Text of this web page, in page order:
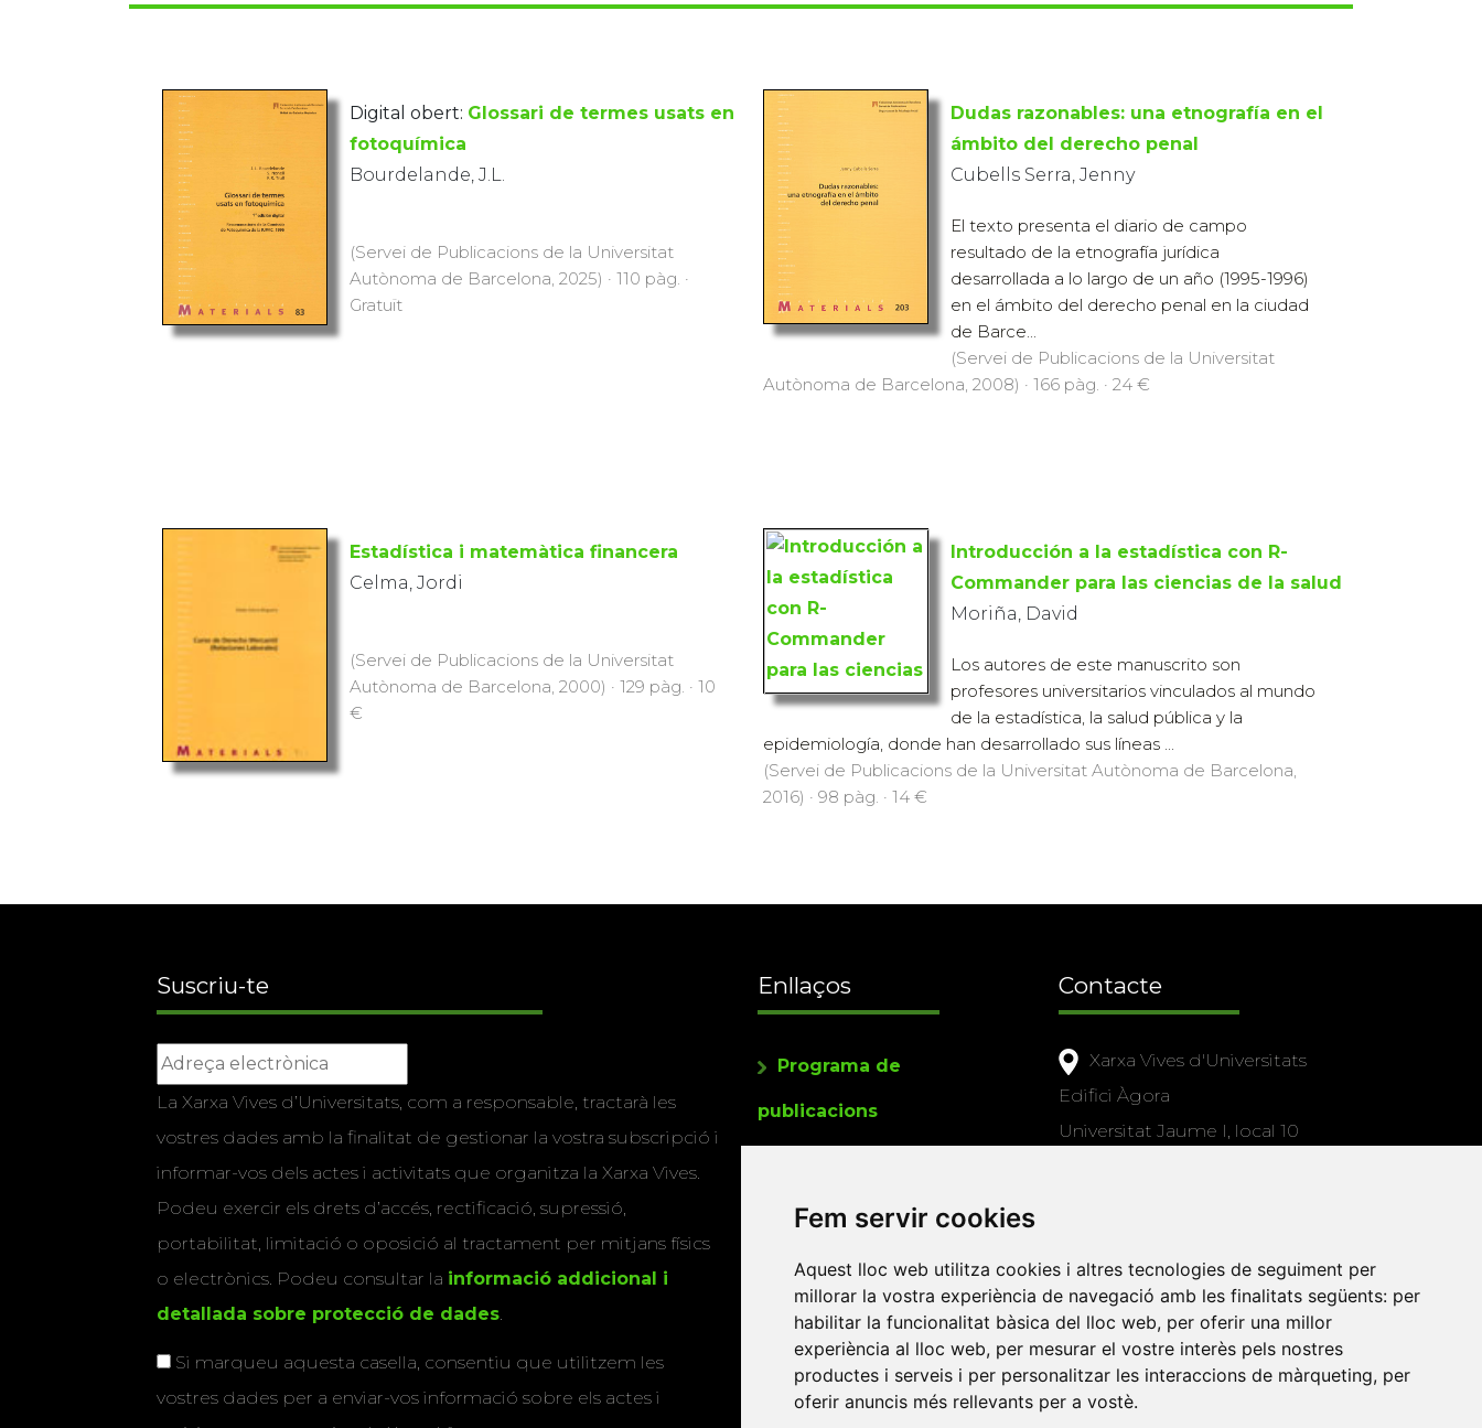
Fem servir cookies
Aquest lloc web utilitza cookies i altres tecnologies de seguiment per
millorar la vostra experiència de navegació amb les finalitats següents: per
habilitar la funcionalitat bàsica del lloc web, per oferir una millor
experiència al lloc web, per mesurar el vostre interès pels nostres
productes i serveis i per personalitzar les interaccions de màrqueting, per
oferir anuncis més rellevants per a vostè.
Digital obert: Glossari de termes usats en
fotoquímica
Bourdelande, J.L.
(Servei de Publicacions de la Universitat
Autònoma de Barcelona, 2025) · 110 pàg. ·
Gratuït
Dudas razonables: una etnografía en el
ámbito del derecho penal
Cubells Serra, Jenny
El texto presenta el diario de campo
resultado de la etnografía jurídica
desarrollada a lo largo de un año (1995-1996)
en el ámbito del derecho penal en la ciudad
de Barce...
(Servei de Publicacions de la Universitat
Autònoma de Barcelona, 2008) · 166 pàg. · 24 €
Estadística i matemàtica financera
Celma, Jordi
(Servei de Publicacions de la Universitat
Autònoma de Barcelona, 2000) · 129 pàg. · 10
€
Introducción a la estadística con R-
Commander para las ciencias de la salud
Moriña, David
Los autores de este manuscrito son
profesores universitarios vinculados al mundo
de la estadística, la salud pública y la
epidemiología, donde han desarrollado sus líneas ...
(Servei de Publicacions de la Universitat Autònoma de Barcelona,
2016) · 98 pàg. · 14 €
Suscriu-te
La Xarxa Vives d’Universitats, com a responsable, tractarà les
vostres dades amb la finalitat de gestionar la vostra subscripció i
informar-vos dels actes i activitats que organitza la Xarxa Vives.
Podeu exercir els drets d’accés, rectificació, supressió,
portabilitat, limitació o oposició al tractament per mitjans físics
o electrònics. Podeu consultar la informació addicional i
detallada sobre protecció de dades
Si marqueu aquesta casella, consentiu que utilitzem les
vostres dades per a enviar-vos informació sobre els actes i
Enllaços
Programa de
publicacions
Contacte
Xarxa Vives d'Universitats
Edifici Àgora
Universitat Jaume I, local 10
+34 964 72 89 93
Amb el suport
de